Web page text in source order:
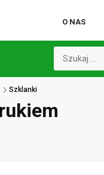
O NAS
Szklanki